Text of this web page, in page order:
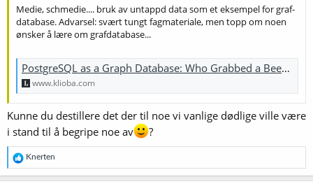
Medie, schmedie.... bruk av untappd data som et eksempel for graf-
database. Advarsel: svært tungt fagmateriale, men topp om noen
ønsker å lære om grafdatabase...
PostgreSQL as a Graph Database: Who Grabbed a Beer Together? · Taras Kloba
www.klioba.com
Kunne du destillere det der til noe vi vanlige dødlige ville være
i stand til å begripe noe av
?
R
e
a
Knerten